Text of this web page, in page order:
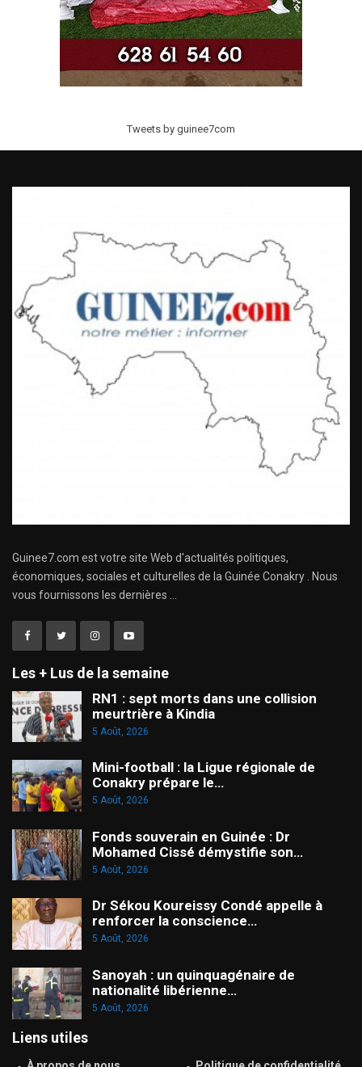
Tweets by guinee7com
Guinee7.com est votre site Web d'actualités politiques,
économiques, sociales et culturelles de la Guinée Conakry . Nous
vous fournissons les dernières ...
Les + Lus de la semaine
RN1 : sept morts dans une collision
meurtrière à Kindia
5 Août, 2026
Mini-football : la Ligue régionale de
Conakry prépare le…
5 Août, 2026
Fonds souverain en Guinée : Dr
Mohamed Cissé démystifie son…
5 Août, 2026
Dr Sékou Koureissy Condé appelle à
renforcer la conscience…
5 Août, 2026
Sanoyah : un quinquagénaire de
nationalité libérienne…
5 Août, 2026
Liens utiles